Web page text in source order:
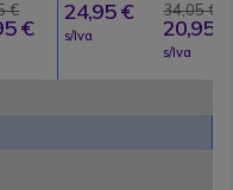
€
€
Reseñas
24,95 €
s/Iva
34,05 €
20,95 €
s/Iva